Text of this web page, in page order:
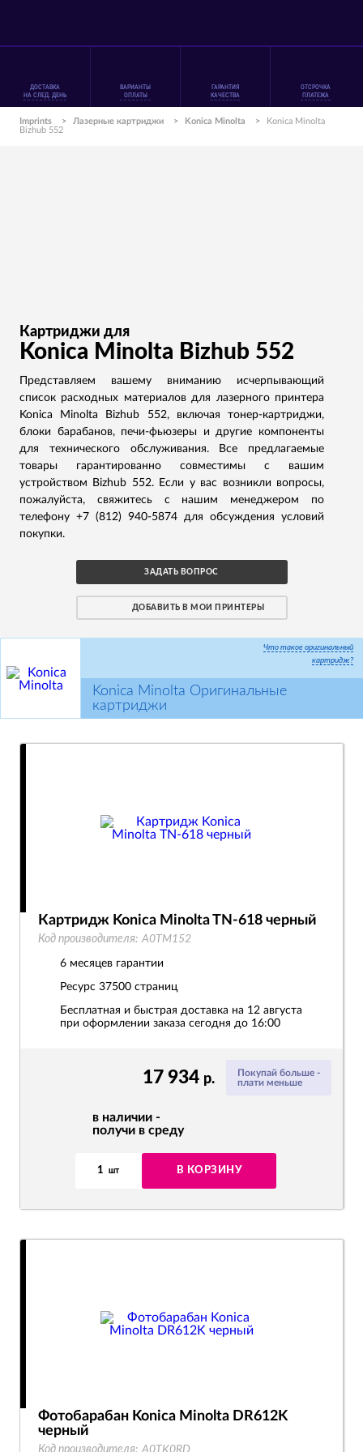
ДОСТАВКА
НА СЛЕД. ДЕНЬ
ВАРИАНТЫ
ОПЛАТЫ
ГАРАНТИЯ
КАЧЕСТВА
ОТСРОЧКА
ПЛАТЕЖА
Imprints > Лазерные картриджи > Konica Minolta >
Konica Minolta
Bizhub 552
Картриджи для
Konica Minolta Bizhub 552
Представляем вашему вниманию исчерпывающий
список расходных материалов для лазерного принтера
Konica Minolta Bizhub 552, включая тонер-картриджи,
блоки барабанов, печи-фьюзеры и другие компоненты
для технического обслуживания. Все предлагаемые
товары гарантированно совместимы с вашим
устройством Bizhub 552. Если у вас возникли вопросы,
пожалуйста, свяжитесь с нашим менеджером по
телефону +7 (812) 940-5874 для обсуждения условий
покупки.
ЗАДАТЬ ВОПРОС
ДОБАВИТЬ В МОИ ПРИНТЕРЫ
Что такое оригинальный
картридж?
Konica Minolta Оригинальные
картриджи
Покупай больше -
плати меньше
17 934 р.
в наличии -
получи в среду
1 шт В КОРЗИНУ
Картридж Konica Minolta TN-618 черный
Код производителя: A0TM152
6 месяцев гарантии
Ресурс 37500 страниц
Бесплатная и быстрая доставка на 12 августа
при оформлении заказа сегодня до 16:00
Фотобарабан Konica Minolta DR612K
черный
Код производителя: A0TK0RD